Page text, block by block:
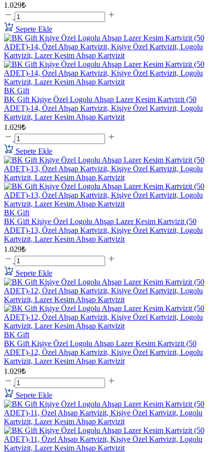
1.029₺
Sepete Ekle
BK Gift
BK Gift Kişiye Özel Logolu Ahşap Lazer Kesim Kartvizit (50
ADET)-14, Özel Ahşap Kartvizit, Kişiye Özel Kartvizit, Logolu
Kartvizit, Lazer Kesim Ahşap Kartvizit
1.029₺
Sepete Ekle
BK Gift
BK Gift Kişiye Özel Logolu Ahşap Lazer Kesim Kartvizit (50
ADET)-13, Özel Ahşap Kartvizit, Kişiye Özel Kartvizit, Logolu
Kartvizit, Lazer Kesim Ahşap Kartvizit
1.029₺
Sepete Ekle
BK Gift
BK Gift Kişiye Özel Logolu Ahşap Lazer Kesim Kartvizit (50
ADET)-12, Özel Ahşap Kartvizit, Kişiye Özel Kartvizit, Logolu
Kartvizit, Lazer Kesim Ahşap Kartvizit
1.029₺
Sepete Ekle